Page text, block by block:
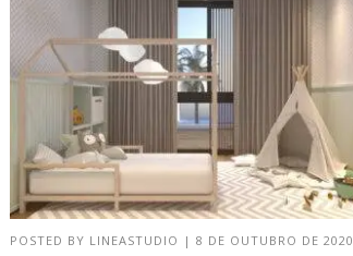
POSTED BY LINEASTUDIO |8 DE OUTUBRO DE 2020